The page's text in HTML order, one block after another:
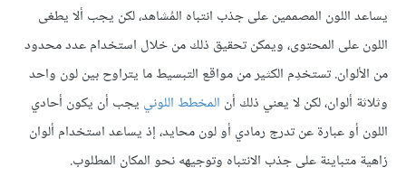
يساعد اللون المصممين على جذب انتباه المُشاهد، لكن يجب ألا يطغى
اللون على المحتوى، ويمكن تحقيق ذلك من خلال استخدام عدد محدود
من الألوان. تستخدِم الكثير من مواقع التبسيط ما يتراوح بين لون واحد
وثلاثة ألوان، لكن لا يعني ذلك أن المخطط اللوني يجب أن يكون أحادي
اللون أو عبارة عن تدرج رمادي أو لون محايد، إذ يساعد استخدام ألوان
زاهية متباينة على جذب الانتباه وتوجيهه نحو المكان المطلوب.